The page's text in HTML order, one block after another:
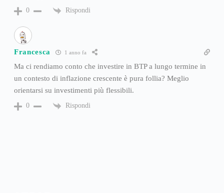
0 Rispondi
Francesca 1 anno fa
Ma ci rendiamo conto che investire in BTP a lungo termine in
un contesto di inflazione crescente è pura follia? Meglio
orientarsi su investimenti più flessibili.
0 Rispondi